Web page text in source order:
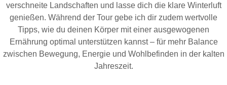
verschneite Landschaften und lasse dich die klare Winterluft
genießen. Während der Tour gebe ich dir zudem wertvolle
Tipps, wie du deinen Körper mit einer ausgewogenen
Ernährung optimal unterstützen kannst – für mehr Balance
zwischen Bewegung, Energie und Wohlbefinden in der kalten
Jahreszeit.